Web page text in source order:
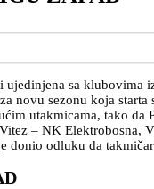
sa
novu sezonu koja
utakmicama, tako
– NK
donio odluku da